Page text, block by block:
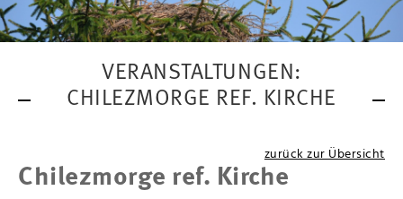
VERANSTALTUNGEN:
CHILEZMORGE REF. KIRCHE
zurück zur Übersicht
Chilezmorge ref. Kirche